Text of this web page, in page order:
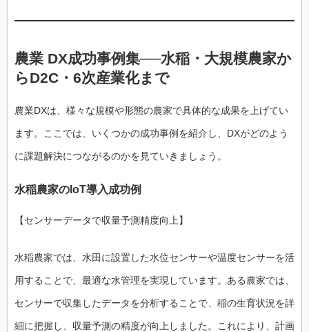
農業 DX成功事例集──水稲・大規模農家か
らD2C・6次産業化まで
農業DXは、様々な規模や形態の農家で具体的な成果を上げてい
ます。ここでは、いくつかの成功事例を紹介し、DXがどのよう
に課題解決につながるのかを見ていきましょう。
水稲農家のIoT導入成功例
【センサーデータで収量予測精度向上】
水稲農家では、水田に設置した水位センサーや温度センサーを活
用することで、最適な水管理を実現しています。ある農家では、
センサーで収集したデータを分析することで、稲の生育状況を詳
細に把握し、収量予測の精度が向上しました。これにより、計画